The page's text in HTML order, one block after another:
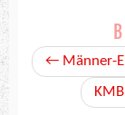
← Männer-